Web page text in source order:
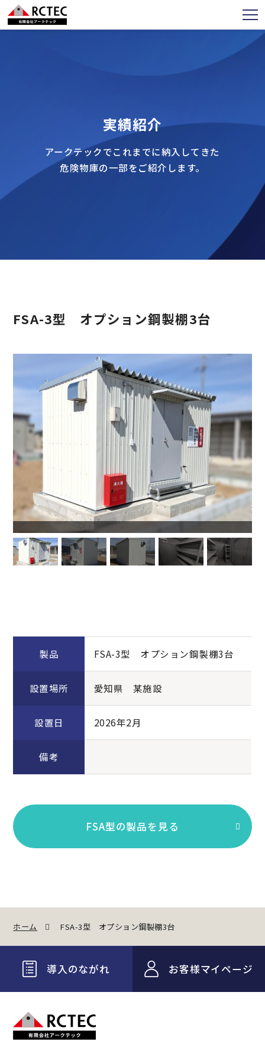
実績紹介
アークテックでこれまでに納入してきた
危険物庫の一部をご紹介します。
FSA-3型 オプション鋼製棚3台
製品 FSA-3型 オプション鋼製棚3台
設置場所 愛知県 某施設
設置日 2026年2月
備考
FSA型の製品を見る
ホーム FSA-3型 オプション鋼製棚3台
導入のながれ お客様マイページ